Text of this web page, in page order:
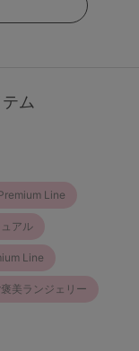
ム
Line
アル
Line
美ランジェリー